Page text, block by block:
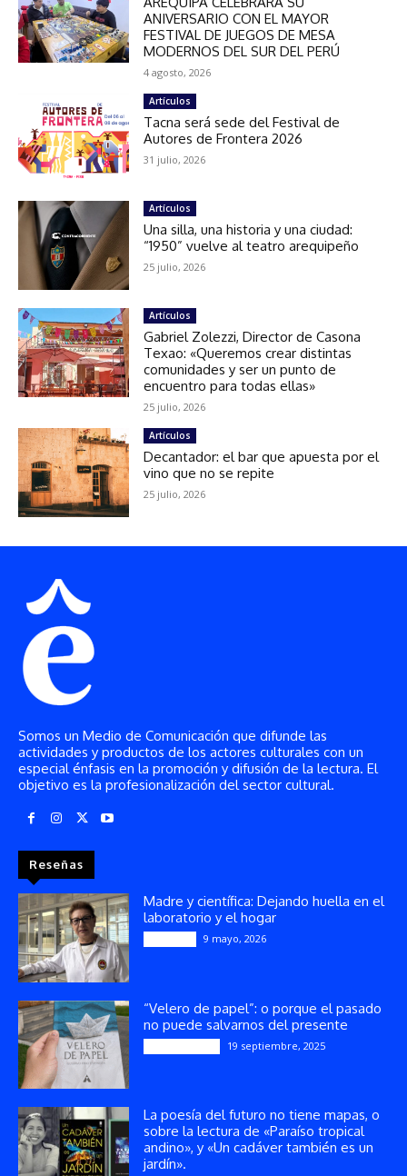
Somos un Medio de Comunicación que difunde las
actividades y productos de los actores culturales con un
especial énfasis en la promoción y difusión de la lectura. El
objetivo es la profesionalización del sector cultural.
Reseñas
Madre y científica: Dejando huella en el
laboratorio y el hogar
9 mayo, 2026
“Velero de papel”: o porque el pasado
no puede salvarnos del presente
19 septiembre, 2025
La poesía del futuro no tiene mapas, o
sobre la lectura de «Paraíso tropical
andino», y «Un cadáver también es un
jardín».